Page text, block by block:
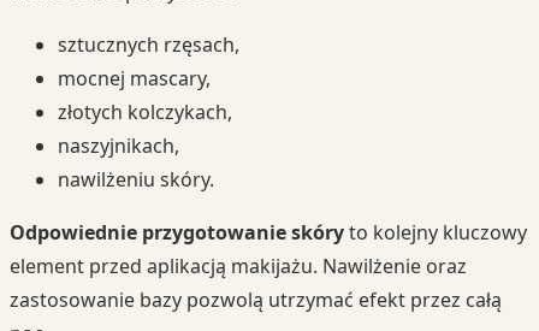
sztucznych rzęsach,
mocnej mascary,
złotych kolczykach,
naszyjnikach,
nawilżeniu skóry.
Odpowiednie przygotowanie skóryto kolejny kluczowy
element przed aplikacją makijażu. Nawilżenie oraz
zastosowanie bazy pozwolą utrzymać efekt przez całą